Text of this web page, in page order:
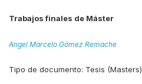
Trabajos finales de Máster
Angel Marcelo Gómez Remache
Tipo de documento: Tesis (Masters)